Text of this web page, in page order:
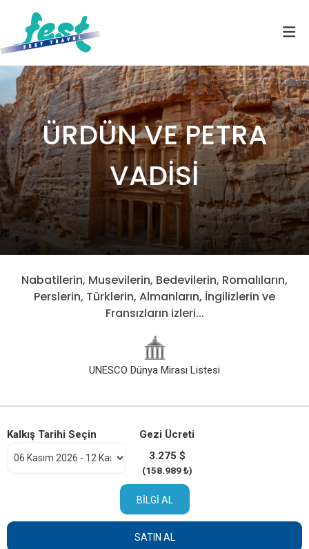
ÜRDÜN VE PETRA
VADİSİ
Nabatilerin, Musevilerin, Bedevilerin, Romalıların,
Perslerin, Türklerin, Almanların, İngilizlerin ve
Fransızların izleri...
UNESCO Dünya Mirası Listesi
Kalkış Tarihi Seçin
Gezi Ücreti
3.275 $
(158.989 ₺)
BILGI AL
SATIN AL